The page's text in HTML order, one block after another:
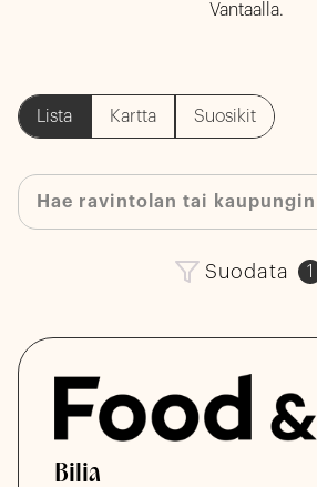
Lista Kartta Suosikit
Suodata 1
Bilia